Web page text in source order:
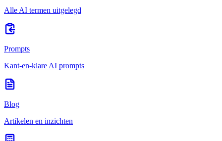
Alle AI termen uitgelegd
Prompts
Kant-en-klare AI prompts
Blog
Artikelen en inzichten